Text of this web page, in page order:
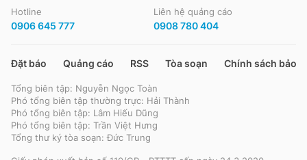
Hotline Liên hệ quảng cáo
Tổng biên tập: Nguyễn Ngọc Toàn
Phó tổng biên tập thường trực: Hải Thành
Phó tổng biên tập: Lâm Hiếu Dũng
Phó tổng biên tập: Trần Việt Hưng
Hotline
0906 645 777
Liên hệ quảng cáo
0908 780 404
Đặt báo Quảng cáo RSS Tòa soạn Chính sách bảo
Tổng biên tập: Nguyễn Ngọc Toàn
Phó tổng biên tập thường trực: Hải Thành
Phó tổng biên tập: Lâm Hiếu Dũng
Phó tổng biên tập: Trần Việt Hưng
Tổng thư ký tòa soạn: Đức Trung